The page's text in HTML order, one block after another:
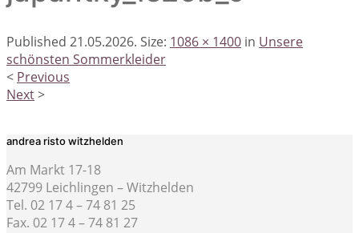
Published 21.05.2026. Size: 1086 × 1400 in Unsere
schönsten Sommerkleider
< Previous
Next>
andrea risto witzhelden
Am Markt 17-18
42799 Leichlingen – Witzhelden
Tel. 02 17 4 – 74 81 25
Fax. 02 17 4 – 74 81 27